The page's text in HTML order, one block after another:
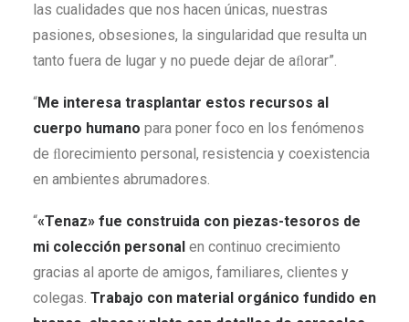
las cualidades que nos hacen únicas, nuestras
pasiones, obsesiones, la singularidad que resulta un
tanto fuera de lugar y no puede dejar de aﬂorar”.
“Me interesa trasplantar estos recursos al
cuerpo humano para poner foco en los fenómenos
de ﬂorecimiento personal, resistencia y coexistencia
en ambientes abrumadores.
“«Tenaz» fue construida con piezas-tesoros de
mi colección personal en continuo crecimiento
gracias al aporte de amigos, familiares, clientes y
colegas. Trabajo con material orgánico fundido en